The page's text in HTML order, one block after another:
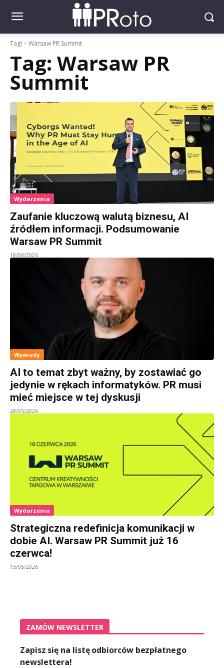
Tagi Warsaw PR Summit
Tag: Warsaw PR
Summit
Wydarzenia
Zaufanie kluczową walutą biznesu, AI
źródłem informacji. Podsumowanie
Warsaw PR Summit
18/06/2026
Wywiady
AI to temat zbyt ważny, by zostawiać go
jedynie w rękach informatyków. PR musi
mieć miejsce w tej dyskusji
28/05/2026
Wydarzenia
Strategiczna redefinicja komunikacji w
dobie AI. Warsaw PR Summit już 16
czerwca!
15/05/2026
ZAMÓW NEWSLETTER
Zapisz się na listę odbiorców bezpłatnego
newslettera!